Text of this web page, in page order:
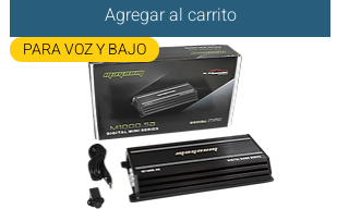
Agregar al carrito
PARA VOZ Y BAJO